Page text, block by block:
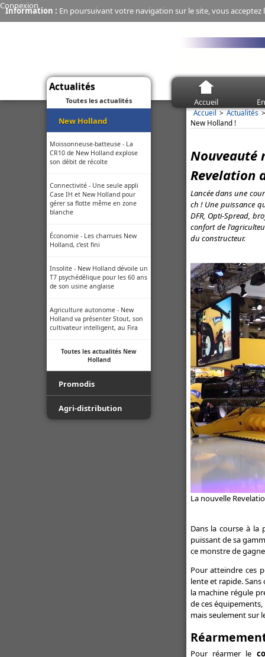
Information : En poursuivant votre navigation sur le site, vous
Connexion
Accueil
Actualités
Toutes les actualités
New Holland
Moissonneuse-batteuse - La
CR10 de New Holland explose
son débit de récolte
Connectivité - Une seule appli
Case IH et New Holland pour
gérer sa flotte même en zone
blanche
Économie - Les charrues New
Holland, c’est fini
Insolite - New Holland dévoile un
T7 psychédélique pour les 60 ans
de son usine anglaise
Agriculture autonome - New
Holland va présenter Stout, son
cultivateur intelligent, au Fira
Toutes les actualités New
Holland
Promodis
Film - Ficelle - Filet - Conseil du
Agri-distribution
Accueil
Actualités
New Holland !
Nouveauté
Revelation
Lancée dans une
ch ! Une puissance
DFR, Opti-Spread,
confort de
du constructeur.
La nouvelle
Dans la course à la
puissant de sa
ce monstre de
Pour atteindre ces
lente et rapide.
la machine régule
de ces
mais seulement sur
Pour réarmer le